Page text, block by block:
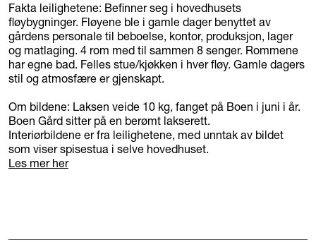
Fakta leilighetene: Befinner seg i hovedhusets
fløybygninger. Fløyene ble i gamle dager benyttet av
gårdens personale til beboelse, kontor, produksjon, lager
og matlaging. 4 rom med til sammen 8 senger. Rommene
har egne bad. Felles stue/kjøkken i hver fløy. Gamle dagers
stil og atmosfære er gjenskapt.
Om bildene: Laksen veide 10 kg, fanget på Boen i juni i år.
Boen Gård sitter på en berømt lakserett.
Interiørbildene er fra leilighetene, med unntak av bildet
som viser spisestua i selve hovedhuset.
Les mer her